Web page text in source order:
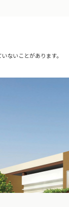
ないことがあります。